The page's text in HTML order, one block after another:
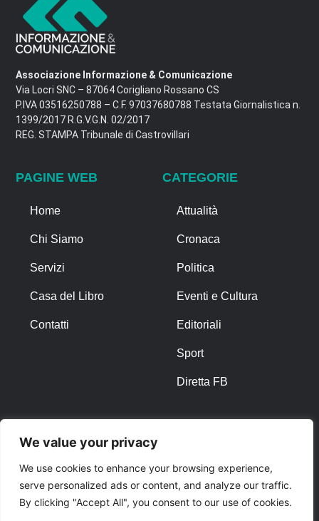
We value your privacy
We use cookies to enhance your browsing experience,
serve personalized ads or content, and analyze our traffic.
By clicking "Accept All", you consent to our use of cookies.
Associazione Informazione & Comunicazione
Via Locri SNC – 87064 Corigliano Rossano CS
P.IVA 03516250788 – C.F. 97037680788 Testata Giornalistica n.
1399/2017 R.G.V.G.N. 02/2017
REG. STAMPA Tribunale di Castrovillari
PAGINE WEB
Home
Chi Siamo
Servizi
Casa del Libro
Contatti
CATEGORIE
Attualità
Cronaca
Politica
Eventi e Cultura
Editoriali
Sport
Diretta FB
Privacy Policy